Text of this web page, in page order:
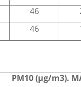
46
46
PM10 (µg/m3).